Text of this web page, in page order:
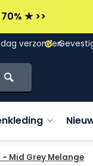
70% ★ >>
verzonden
Mid Grey Melange